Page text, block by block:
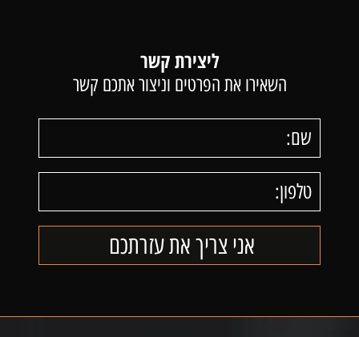
ליצירת קשר
השאירו את הפרטים וניצור אתכם קשר